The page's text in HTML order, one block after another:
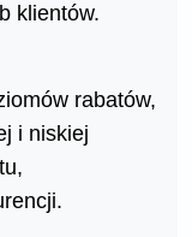
klientów.
rabatów,
i niskiej